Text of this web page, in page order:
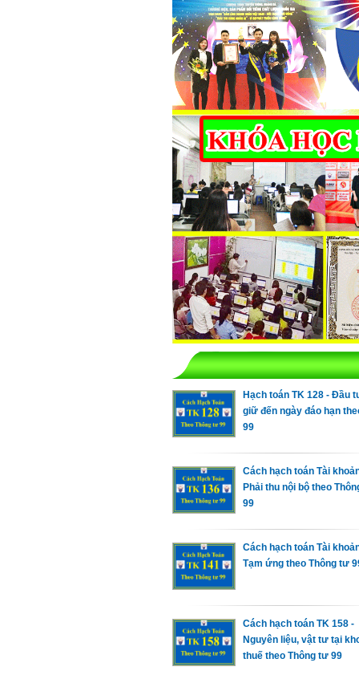
Hạch toán TK 128 - Đầu
giữ đến ngày đáo hạn
99
Cách hạch toán Tài
Phải thu nội bộ theo
99
Cách hạch toán Tài
Tạm ứng theo Thông tư
Cách hạch toán TK 158 -
Nguyên liệu, vật tư tại
thuế theo Thông tư 99